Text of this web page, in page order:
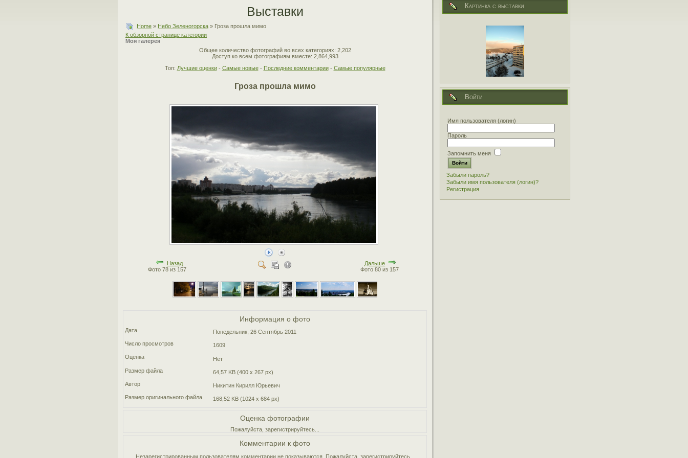
Выставки
Home » Небо Зеленогорска » Гроза прошла мимо
К обзорной странице категории
Моя галерея
Общее количество фотографий во всех категориях: 2,202
Доступ ко всем фотографиям вместе: 2,864,993
Топ: Лучшие оценки- Самые новые- Последние комментарии- Самые популярные
Гроза прошла мимо
Назад
Фото 78 из 157
Дальше
Фото 80 из 157
Информация о фото
Дата
Понедельник, 26 Сентябрь 2011
Число просмотров
1609
Оценка
Нет
Размер файла
64,57 KB (400 x 267 px)
Автор
Никитин Кирилл Юрьевич
Размер оригинального файла
168,52 KB (1024 x 684 px)
Оценка фотографии
Пожалуйста, зарегистрируйтесь...
Комментарии к фото
Незарегистрированным пользователям комментарии не показываются. Пожалуйста, зарегистрируйтесь...
Картинка с выставки
Войти
Имя пользователя (логин)
Пароль
Запомнить меня
Забыли пароль?
Забыли имя пользователя (логин)?
Регистрация